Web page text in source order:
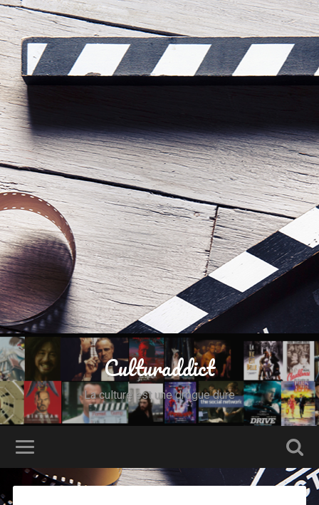
Culturaddict
La culture est une drogue dure